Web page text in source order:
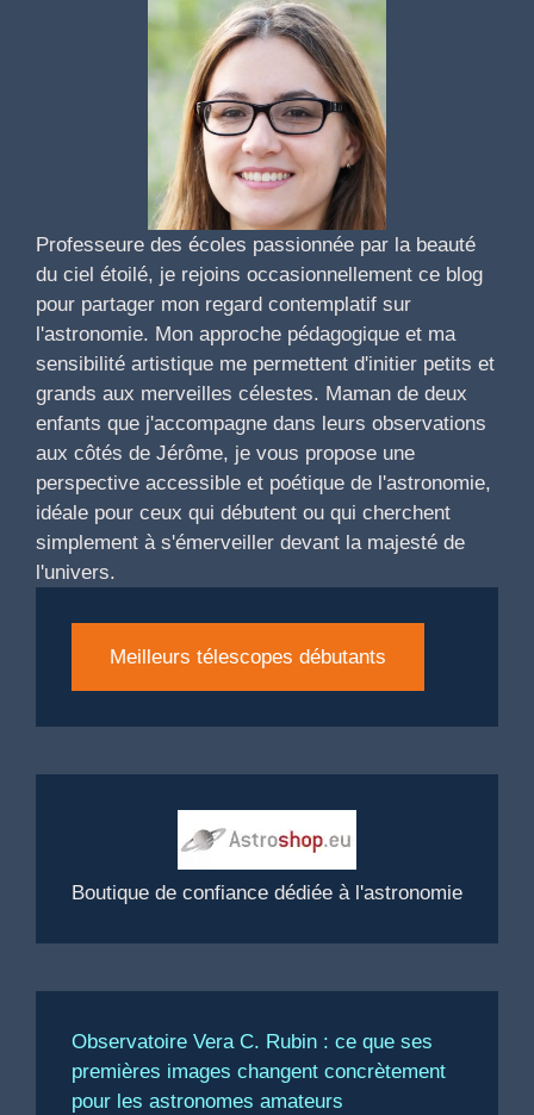
Professeure des écoles passionnée par la beauté
du ciel étoilé, je rejoins occasionnellement ce blog
pour partager mon regard contemplatif sur
l'astronomie. Mon approche pédagogique et ma
sensibilité artistique me permettent d'initier petits et
grands aux merveilles célestes. Maman de deux
enfants que j'accompagne dans leurs observations
aux côtés de Jérôme, je vous propose une
perspective accessible et poétique de l'astronomie,
idéale pour ceux qui débutent ou qui cherchent
simplement à s'émerveiller devant la majesté de
l'univers.
Meilleurs télescopes débutants
Boutique de confiance dédiée à l'astronomie
Observatoire Vera C. Rubin : ce que ses
premières images changent concrètement
pour les astronomes amateurs